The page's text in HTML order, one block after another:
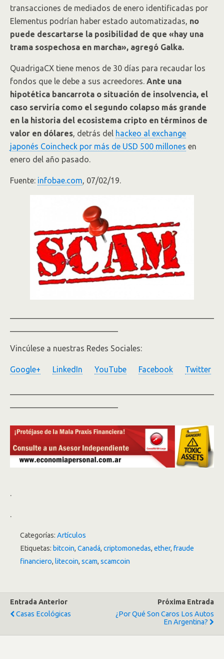
transacciones de mediados de enero identificadas por
Elementus podrían haber estado automatizadas, no
puede descartarse la posibilidad de que «hay una
trama sospechosa en marcha», agregó Galka.
QuadrigaCX tiene menos de 30 días para recaudar los
fondos que le debe a sus acreedores. Ante una
hipotética bancarrota o situación de insolvencia, el
caso serviría como el segundo colapso más grande
en la historia del ecosistema cripto en términos de
valor en dólares, detrás del hackeo al exchange
japonés Coincheck por más de USD 500 millones en
enero del año pasado.
Fuente: infobae.com, 07/02/19.
Vincúlese a nuestras Redes Sociales:
Google+ LinkedIn YouTube Facebook Twitter
.
.
Categorías: Artículos
Etiquetas: bitcoin, Canadá, criptomonedas, ether, fraude
financiero, litecoin, scam, scamcoin
Entrada Anterior
Casas Ecológicas
Próxima Entrada
¿Por Qué Son Caros Los Autos
En Argentina?